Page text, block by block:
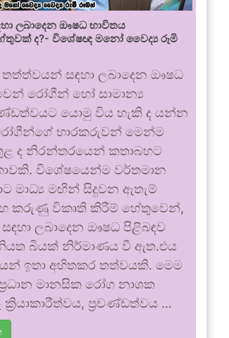
ලබාදෙන ඖෂධ භාවිතය
ද?- විශේෂඥ මනෝ වෛද්‍ය රූමි
සඳහා ලබාදෙන ඖෂධ
රෝගීන් හෝ සාමාන්‍ය
යොමු විය හැකි ද යන්න
භාරකරුවන් මෙන්ම
ද නිරන්තරයෙන් කතාබහට
විශේෂයෙන්ම වර්තමාන
මාධ්‍ය මඟින් සිදුවන ඇතැම්
සහ කරුණු විකෘති කිරීම් හේතුවෙන්,
ලබාදෙන ඖෂධ පිළිබඳව
බියක් නිර්මාණය වී ඇත.එය
ඉතා අහිතකර තත්වයකි. මෙම
මානසික රෝග නාශක
ප්‍රචණ්ඩත්වය …